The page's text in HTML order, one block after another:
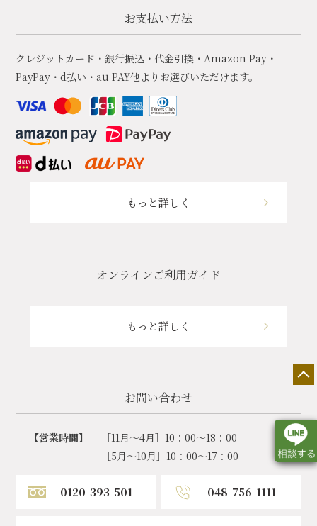
お支払い方法
クレジットカード・銀行振込・代金引換・Amazon Pay・
PayPay・d払い・au PAY他よりお選びいただけます。
もっと詳しく
オンラインご利用ガイド
もっと詳しく
お問い合わせ
【営業時間】
［11月～4月］10：00～18：00
［5月～10月］10：00～17：00
0120-393-501 048-756-1111
店舗一覧 展示会情報 カタログ請求